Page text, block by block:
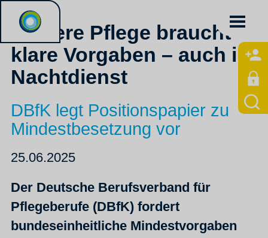
Sichere Pflege braucht
klare Vorgaben – auch im
Nachtdienst
DBfK legt Positionspapier zu
Mindestbesetzung vor
25.06.2025
Der Deutsche Berufsverband für
Pflegeberufe (DBfK) fordert
bundeseinheitliche Mindestvorgaben